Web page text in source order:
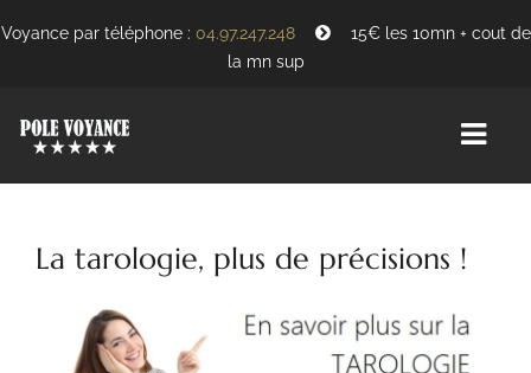
Voyance par téléphone : 04.97.247.248
15€ les 10mn + cout de
la mn sup
ACCUEIL
A PROPOS
La tarologie, plus de précisions !